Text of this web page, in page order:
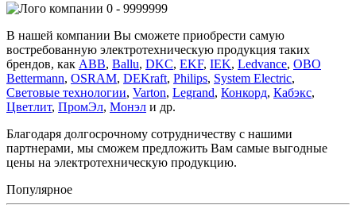
0 - 9999999
В нашей компании Вы сможете приобрести самую
востребованную электротехническую продукция таких
брендов, как ABB, Ballu, DKC, EKF, IEK, Ledvance, OBO
Bettermann, OSRAM, DEKraft, Philips, System Electric,
Световые технологии, Varton, Legrand, Конкорд, Кабэкс,
Цветлит, ПромЭл, Монэл и др.
Благодаря долгосрочному сотрудничеству с нашими
партнерами, мы сможем предложить Вам самые выгодные
цены на электротехническую продукцию.
Популярное